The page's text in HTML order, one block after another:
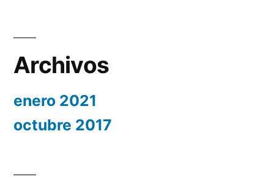
Archivos
enero 2021
octubre 2017